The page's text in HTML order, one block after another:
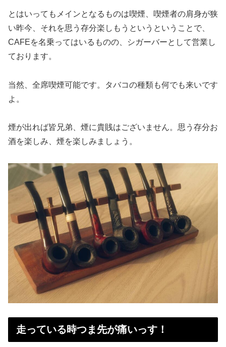
とはいってもメインとなるものは喫煙、喫煙者の肩身が狭
い昨今、それを思う存分楽しもうというということで、
CAFEを名乗ってはいるものの、シガーバーとして営業し
ております。
当然、全席喫煙可能です。タバコの種類も何でも来いです
よ。
煙が出れば皆兄弟、煙に貴賎はございません。思う存分お
酒を楽しみ、煙を楽しみましょう。
走っている時つま先が痛いっす！